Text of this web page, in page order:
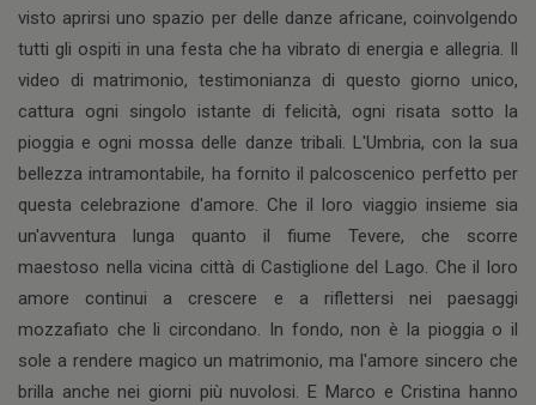
visto aprirsi uno spazio per delle danze africane, coinvolgendo
tutti gli ospiti in una festa che ha vibrato di energia e allegria. Il
video di matrimonio, testimonianza di questo giorno unico,
cattura ogni singolo istante di felicità, ogni risata sotto la
pioggia e ogni mossa delle danze tribali. L'Umbria, con la sua
bellezza intramontabile, ha fornito il palcoscenico perfetto per
questa celebrazione d'amore. Che il loro viaggio insieme sia
un'avventura lunga quanto il fiume Tevere, che scorre
maestoso nella vicina città di Castiglione del Lago. Che il loro
amore continui a crescere e a riflettersi nei paesaggi
mozzafiato che li circondano. In fondo, non è la pioggia o il
sole a rendere magico un matrimonio, ma l'amore sincero che
brilla anche nei giorni più nuvolosi. E Marco e Cristina hanno